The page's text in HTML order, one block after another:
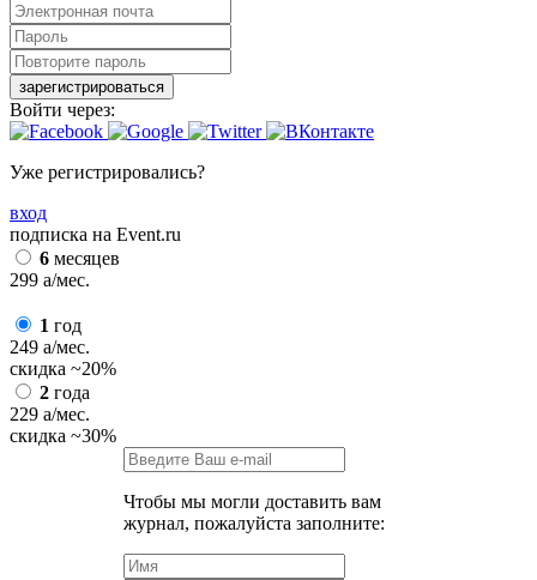
зарегистрироваться
Войти через:
Уже регистрировались?
вход
подписка на Event.ru
6 месяцев
299 a/мес.
1 год
249 a/мес.
скидка ~20%
2 года
229 a/мес.
скидка ~30%
Чтобы мы могли доставить вам
журнал, пожалуйста заполните: